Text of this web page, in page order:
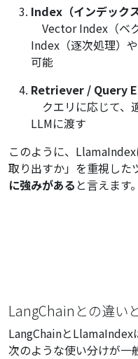
Index（インデックス
Vector Index（ベ
Index（逐次処理）
可能
Retriever / Query
クエリに応じて、
LLMに渡す
このように、
取り出すか」を重視した
に強みがある と言えます。
LangChainとの違い
LangChainとLlamaIndex
次のような使い分けが一